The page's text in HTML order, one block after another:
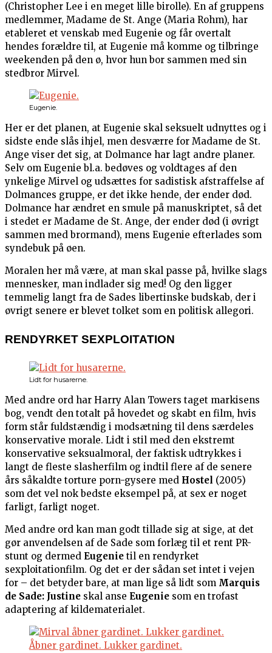
(Christopher Lee i en meget lille birolle). En af gruppens
medlemmer, Madame de St. Ange (Maria Rohm), har
etableret et venskab med Eugenie og får overtalt
hendes forældre til, at Eugenie må komme og tilbringe
weekenden på den ø, hvor hun bor sammen med sin
stedbror Mirvel.
Eugenie.
Her er det planen, at Eugenie skal seksuelt udnyttes og i
sidste ende slås ihjel, men desværre for Madame de St.
Ange viser det sig, at Dolmance har lagt andre planer.
Selv om Eugenie bl.a. bedøves og voldtages af den
ynkelige Mirvel og udsættes for sadistisk afstraffelse af
Dolmances gruppe, er det ikke hende, der ender død.
Dolmance har ændret en smule på manuskriptet, så det
i stedet er Madame de St. Ange, der ender død (i øvrigt
sammen med brormand), mens Eugenie efterlades som
syndebuk på øen.
Moralen her må være, at man skal passe på, hvilke slags
mennesker, man indlader sig med! Og den ligger
temmelig langt fra de Sades libertinske budskab, der i
øvrigt senere er blevet tolket som en politisk allegori.
RENDYRKET SEXPLOITATION
Lidt for husarerne.
Med andre ord har Harry Alan Towers taget markisens
bog, vendt den totalt på hovedet og skabt en film, hvis
form står fuldstændig i modsætning til dens særdeles
konservative morale. Lidt i stil med den ekstremt
konservative seksualmoral, der faktisk udtrykkes i
langt de fleste slasherfilm og indtil flere af de senere
års såkaldte torture porn-gysere med Hostel (2005)
som det vel nok bedste eksempel på, at sex er noget
farligt, farligt noget.
Med andre ord kan man godt tillade sig at sige, at det
gør anvendelsen af de Sade som forlæg til et rent PR-
stunt og dermed Eugenie til en rendyrket
sexploitationfilm. Og det er der sådan set intet i vejen
for – det betyder bare, at man lige så lidt som Marquis
de Sade: Justine skal anse Eugenie som en trofast
adaptering af kildematerialet.